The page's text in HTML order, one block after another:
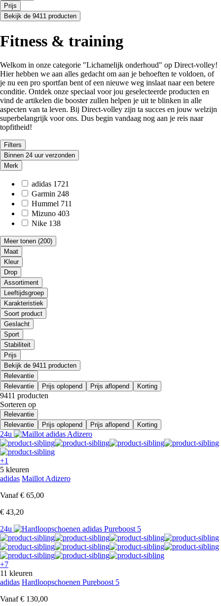
Prijs
Bekijk de 9411 producten
Fitness & training
Welkom in onze categorie "Lichamelijk onderhoud" op Direct-volley!
Hier hebben we aan alles gedacht om aan je behoeften te voldoen, of
je nu een pro sportfan bent of een nieuwe weg inslaat naar een betere
conditie. Ontdek onze speciaal voor jou geselecteerde producten en
vind de artikelen die booster zullen helpen je uit te blinken in alle
aspecten van ta leven. Bij Direct-volley zijn ta succes en jouw welzijn
superbelangrijk voor ons. Dus begin vandaag nog aan je reis naar
topfitheid!
Filters
Binnen 24 uur verzonden
Merk
adidas 1721
Garmin 248
Hummel 711
Mizuno 403
Nike 138
Meer tonen (200)
Maat
Kleur
Drop
Assortiment
Leeftijdsgroep
Karakteristiek
Soort product
Geslacht
Sport
Stabiliteit
Prijs
Bekijk de 9411 producten
Relevantie
Relevantie
Prijs oplopend Prijs aflopend Korting
9411 producten
Sorteren op
Relevantie
Relevantie
Prijs oplopend Prijs aflopend Korting
24u
+1
5 kleuren
adidas Maillot Adizero
Vanaf € 65,00
€ 43,20
24u
+7
11 kleuren
adidas Hardloopschoenen Pureboost 5
Vanaf € 130,00